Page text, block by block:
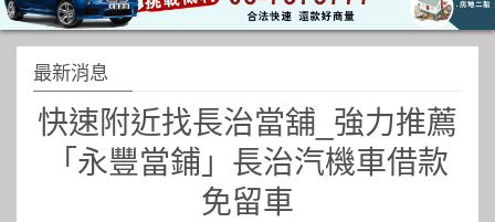
最新消息
快速附近找長治當舖_強力推薦
「永豐當鋪」長治汽機車借款
免留車